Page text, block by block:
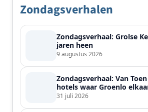
Zondagsverhalen
Zondagsverhaal: Grolse
jaren heen
9 augustus 2026
Zondagsverhaal: Van
hotels waar Groenlo
31 juli 2026